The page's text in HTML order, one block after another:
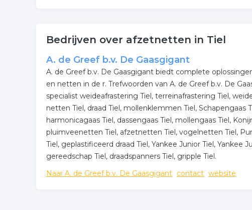
Bedrijven over afzetnetten in Tiel
A. de Greef b.v. De Gaasgigant
A. de Greef b.v. De Gaasgigant biedt complete
en netten in de r. Trefwoorden van A. de Greef b.v. De
specialist weideafrastering Tiel, terreinafrastering Tiel,
netten Tiel, draad Tiel, mollenklemmen Tiel, Schapengaas
harmonicagaas Tiel, dassengaas Tiel, mollengaas Tiel,
pluimveenetten Tiel, afzetnetten Tiel, vogelnetten Tiel,
Tiel, geplastificeerd draad Tiel, Yankee Junior Tiel, Yankee
gereedschap Tiel, draadspanners Tiel, gripple Tiel.
Naar A. de Greef b.v. De Gaasgigant contact website